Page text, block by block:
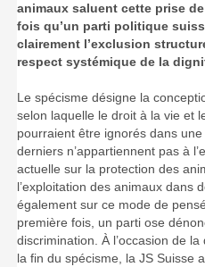
animaux saluent cette prise
fois qu’un parti politique
clairement l’exclusion
respect systémique de la
Le spécisme désigne la
selon laquelle le droit à la vie et
pourraient être ignorés dans
derniers n’appartiennent pas à
actuelle sur la protection des
l’exploitation des animaux dans
également sur ce mode de
première fois, un parti ose
discrimination. À l’occasion de
la fin du spécisme, la JS Suisse